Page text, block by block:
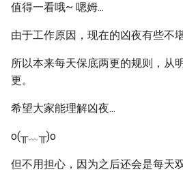
值得一看哦~ 嗯姆...
由于工作原因，现在的凶夜有些不
所以本来每天保底两更的规则，从
更。
希望大家能理解凶夜...
o(╥﹏╥)o
但不用担心，因为之后还会是每天